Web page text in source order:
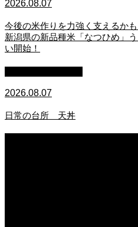
2026.08.07
今後の米作りを力強く支えるか
新潟県の新品種米「なつひめ」
い開始！
2026.08.07
日常の台所 天丼